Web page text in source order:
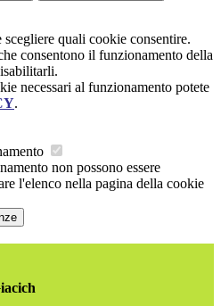
scegliere quali cookie consentire.
consentono il funzionamento della
necessari al funzionamento potete
.
non possono essere
l'elenco nella pagina della cookie